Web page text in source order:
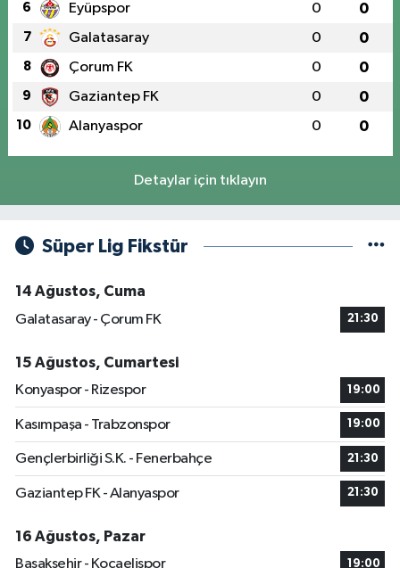
6 Eyüpspor 0 0
7 Galatasaray 0 0
8 Çorum FK 0 0
9 Gaziantep FK 0 0
10 Alanyaspor 0 0
Detaylar için tıklayın
Süper Lig Fikstür
14 Ağustos, Cuma
Galatasaray - Çorum FK
21:30
15 Ağustos, Cumartesi
Konyaspor - Rizespor
19:00
Kasımpaşa - Trabzonspor 19:00
Gençlerbirliği S.K. - Fenerbahçe 21:30
Gaziantep FK - Alanyaspor 21:30
16 Ağustos, Pazar
Başakşehir - Kocaelispor
19:00